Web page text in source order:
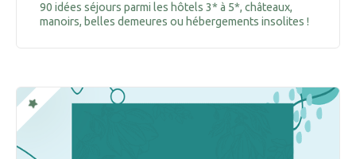
90 idées séjours parmi les hôtels 3* à 5*, châteaux,
manoirs, belles demeures ou hébergements insolites !